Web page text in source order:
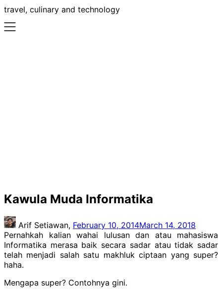
travel, culinary and technology
Kawula Muda Informatika
Arif Setiawan, February 10, 2014March 14, 2018
Pernahkah kalian wahai lulusan dan atau mahasiswa
Informatika merasa baik secara sadar atau tidak sadar
telah menjadi salah satu makhluk ciptaan yang super?
haha.
Mengapa super? Contohnya gini.